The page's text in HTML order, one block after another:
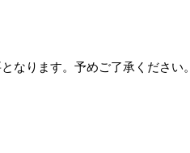
なります。予めご了承ください。